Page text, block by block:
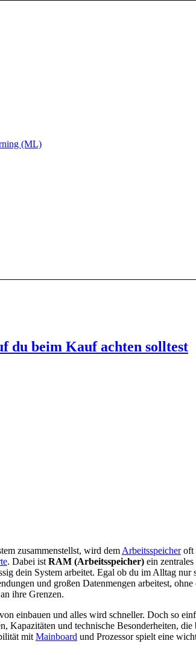
(ML)
du beim Kauf achten solltest
zusammenstellst, wird dem Arbeitsspeicheroft
. Dabei ist RAM (Arbeitsspeicher) ein
dein System arbeitet. Egal ob du im Alltag nur
und großen Datenmengen arbeitest, ohne
ihre Grenzen.
einbauen und alles wird schneller. Doch so
Kapazitäten und technische Besonderheiten, die
mit Mainboard und Prozessor spielt eine